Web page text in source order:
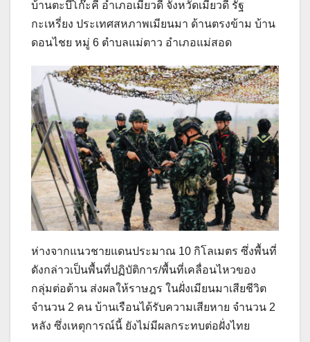
บ้านตะบึ๊โก๊ะคี อำเภอเมียวดี จังหวัดเมียวดี รัฐ
กะเหรี่ยง ประเทศสหภาพเมียนมา ด้านตรงข้าม บ้าน
ดอนไชย หมู่ 6 ตำบลแม่ตาว อำเภอแม่สอด
ห่างจากแนวชายแดนประมาณ 10 กิโลเมตร ซึ่งพื้นที่
ดังกล่าวเป็นพื้นที่ปฏิบัติการ/พื้นที่เคลื่อนไหวของ
กลุ่มต่อต้าน ส่งผลให้ราษฎร ในฝั่งเมียนมาเสียชีวิต
จำนวน 2 คน บ้านเรือนได้รับความเสียหาย จำนวน 2
หลัง ซึ่งเหตุการณ์นี้ ยังไม่มีผลกระทบต่อฝั่งไทย